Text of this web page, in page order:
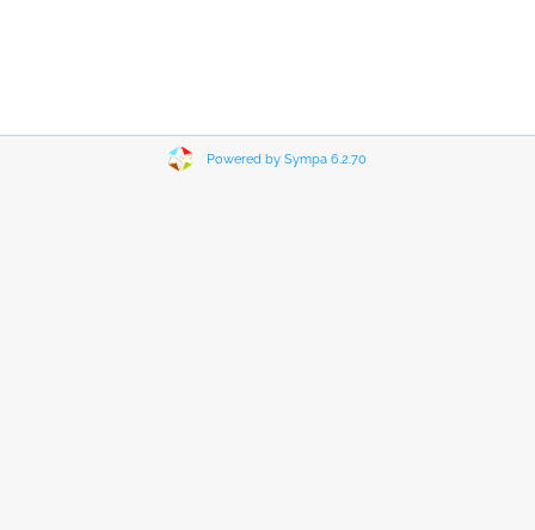
Powered by Sympa 6.2.70